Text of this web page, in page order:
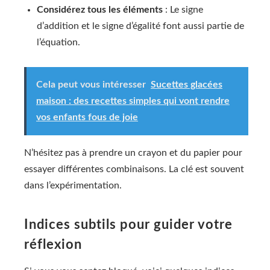
Considérez tous les éléments : Le signe
d’addition et le signe d’égalité font aussi partie de
l’équation.
Cela peut vous intéresser Sucettes glacées
maison : des recettes simples qui vont rendre
vos enfants fous de joie
N’hésitez pas à prendre un crayon et du papier pour
essayer différentes combinaisons. La clé est souvent
dans l’expérimentation.
Indices subtils pour guider votre
réflexion